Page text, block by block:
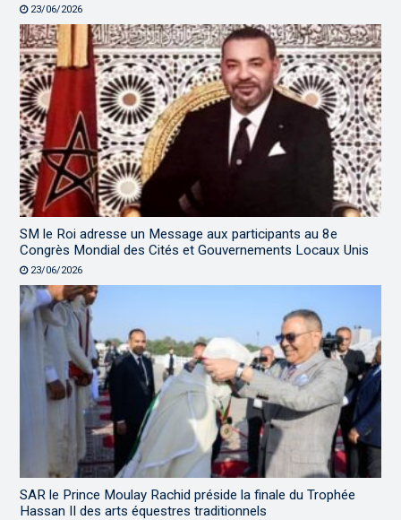
23/06/2026
SM le Roi adresse un Message aux participants au 8e
Congrès Mondial des Cités et Gouvernements Locaux Unis
23/06/2026
SAR le Prince Moulay Rachid préside la finale du Trophée
Hassan II des arts équestres traditionnels